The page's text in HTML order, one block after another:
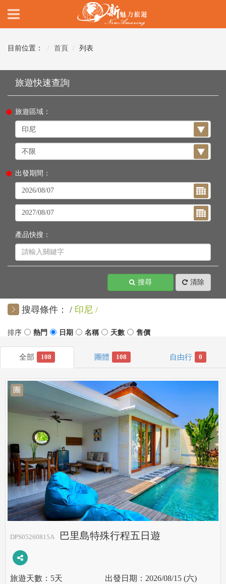
目前位置： 首頁 列表
旅遊區域：
出發期間：
產品快搜：
搜尋 清除
搜尋條件： 印尼
108 108 0
團
DPS05260815A 巴里島特殊行程五日遊
5天 2026/08/15 (六)